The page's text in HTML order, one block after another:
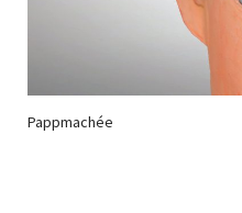
Pappmachée